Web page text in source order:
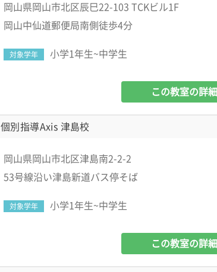
岡山県岡山市北区辰巳22-103 TCKビル1F
岡山中仙道郵便局南側徒歩4分
対象学年 小学1年生~中学生
この教室の詳細
個別指導Axis 津島校
岡山県岡山市北区津島南2-2-2
53号線沿い津島新道バス停そば
対象学年 小学1年生~中学生
この教室の詳細